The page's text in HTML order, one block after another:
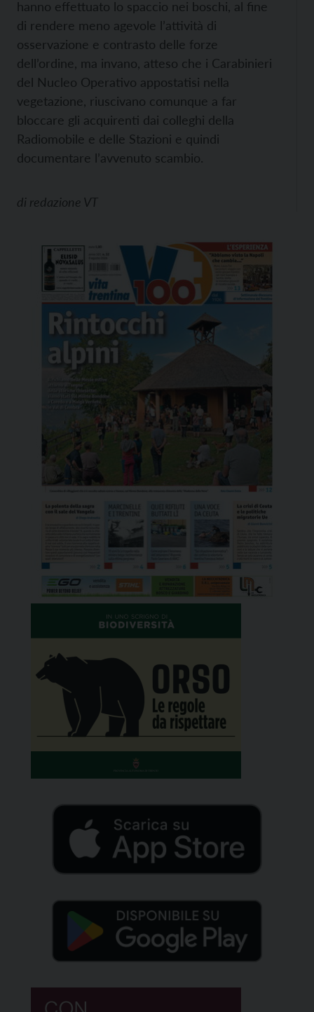
hanno effettuato lo spaccio nei boschi, al fine
di rendere meno agevole l’attività di
osservazione e contrasto delle forze
dell’ordine, ma invano, atteso che i Carabinieri
del Nucleo Operativo appostatisi nella
vegetazione, riuscivano comunque a far
bloccare gli acquirenti dai colleghi della
Radiomobile e delle Stazioni e quindi
documentare l’avvenuto scambio.
di redazione VT